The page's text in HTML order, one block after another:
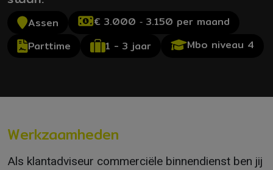
Assen
€ 3.000 ‐ 3.150 per maand
Parttime
1 - 3 jaar Mbo niveau 4
Werkzaamheden
Als klantadviseur commerciële binnendienst ben jij